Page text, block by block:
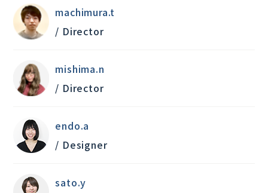
machimura.t
/ Director
mishima.n
/ Director
endo.a
/ Designer
sato.y